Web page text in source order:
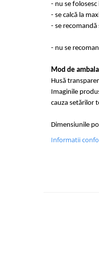
- nu se
- se calcă la
- se
- nu se
Mod de
Husă
Imaginile
cauza setărilor
Dimensiunile
Informatii